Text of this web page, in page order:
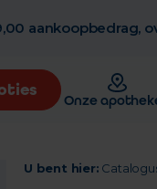
aankoopbedrag,
Onze
U bent hier: